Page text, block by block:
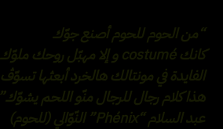
“من الحوم للحوم أصنع جوّك
كانك costumé و إلا مهبّل روحك ملوّك
الفايدة في مونتالك هالخرد أبعثها تسوّڤ
هذا كلام رجال للرجال منّو اللحم يشوّك”
عبد السلام “Phénix” النّوّالي (للحوم)